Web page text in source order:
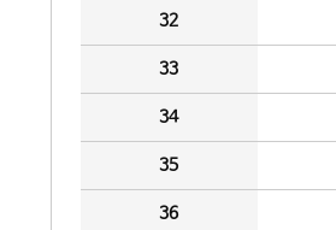
32
33
34
35
36